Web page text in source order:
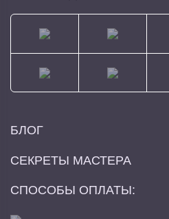
БЛОГ
СЕКРЕТЫ МАСТЕРА
СПОСОБЫ ОПЛАТЫ: